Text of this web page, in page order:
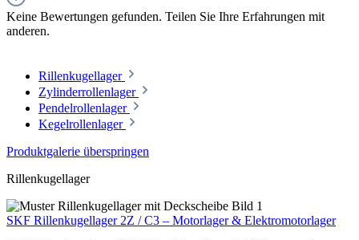
Keine Bewertungen gefunden. Teilen Sie Ihre Erfahrungen mit
anderen.
Rillenkugellager
Zylinderrollenlager
Pendelrollenlager
Kegelrollenlager
Produktgalerie überspringen
Rillenkugellager
SKF Rillenkugellager 2Z / C3 – Motorlager & Elektromotorlager